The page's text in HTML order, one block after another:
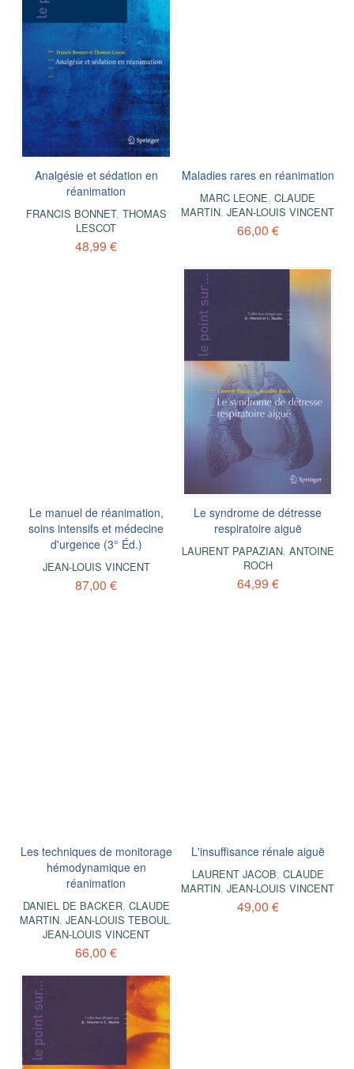
Analgésie et sédation en
réanimation
FRANCIS BONNET, THOMAS
LESCOT
48,99 €
Maladies rares en réanimation
MARC LEONE,CLAUDE
MARTIN,JEAN-LOUIS VINCENT
66,00 €
Le manuel de réanimation,
soins intensifs et médecine
d'urgence (3° Éd.)
JEAN-LOUIS VINCENT
87,00 €
Le syndrome de détresse
respiratoire aiguë
LAURENT PAPAZIAN, ANTOINE
ROCH
64,99 €
Les techniques de monitorage
hémodynamique en
réanimation
DANIEL DE BACKER, CLAUDE
MARTIN,JEAN-LOUIS TEBOUL,
JEAN-LOUIS VINCENT
66,00 €
L'insuffisance rénale aiguë
LAURENT JACOB, CLAUDE
MARTIN,JEAN-LOUIS VINCENT
49,00 €